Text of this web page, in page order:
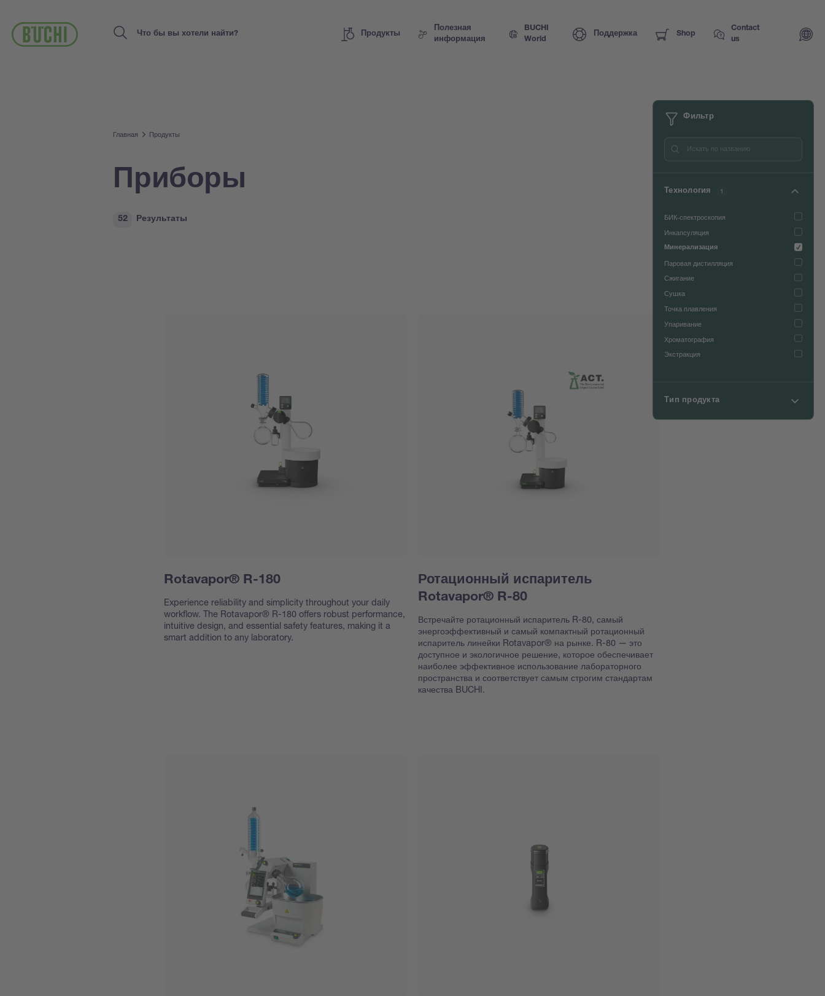
основному
содержанию
Search
Продукты
Полезная
информация
BUCHI
World
Поддержка Shop
Contact
us
Фильтр
Технология 1
БИК-спектроскопия
Инкапсуляция
Минерализация
Паровая дистилляция
Сжигание
Сушка
Точка плавления
Упаривание
Хроматография
Экстракция
Тип продукта
Главная Продукты
Приборы
Результаты
52
Rotavapor® R-180
Experience reliability and simplicity throughout your daily
workflow. The Rotavapor® R-180 offers robust performance,
intuitive design, and essential safety features, making it a
smart addition to any laboratory.
Ротационный испаритель
Rotavapor® R-80
Встречайте ротационный испаритель R-80, самый
энергоэффективный и самый компактный ротационный
испаритель линейки Rotavapor® на рынке. R-80 — это
доступное и экологичное решение, которое обеспечивает
наиболее эффективное использование лабораторного
пространства и соответствует самым строгим стандартам
качества BUCHI.